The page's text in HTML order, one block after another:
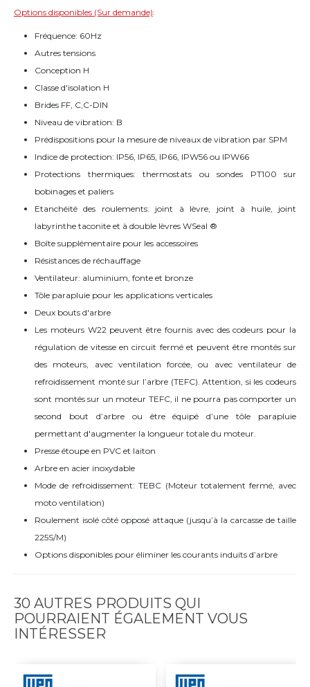
Options disponibles (Sur demande):
Fréquence: 60Hz
Autres tensions
Conception H
Classe d'isolation H
Brides FF, C,C-DIN
Niveau de vibration: B
Prédispositions pour la mesure de niveaux de vibration par SPM
Indice de protection: IP56, IP65, IP66, IPW56 ou IPW66
Protections thermiques: thermostats ou sondes PT100 sur
bobinages et paliers
Etanchéité des roulements: joint à lèvre, joint à huile, joint
labyrinthe taconite et à double lèvres WSeal ®
Boîte supplémentaire pour les accessoires
Résistances de réchauffage
Ventilateur: aluminium, fonte et bronze
Tôle parapluie pour les applications verticales
Deux bouts d'arbre
Les moteurs W22 peuvent être fournis avec des codeurs pour la
régulation de vitesse en circuit fermé et peuvent être montés sur
des moteurs, avec ventilation forcée, ou avec ventilateur de
refroidissement monté sur l’arbre (TEFC). Attention, si les codeurs
sont montés sur un moteur TEFC, il ne pourra pas comporter un
second bout d’arbre ou être équipé d’une tôle parapluie
permettant d'augmenter la longueur totale du moteur.
Presse étoupe en PVC et laiton
Arbre en acier inoxydable
Mode de refroidissement: TEBC (Moteur totalement fermé, avec
moto ventilation)
Roulement isolé côté opposé attaque (jusqu’à la carcasse de taille
225S/M)
Options disponibles pour éliminer les courants induits d’arbre
30 AUTRES PRODUITS QUI
POURRAIENT ÉGALEMENT VOUS
INTÉRESSER